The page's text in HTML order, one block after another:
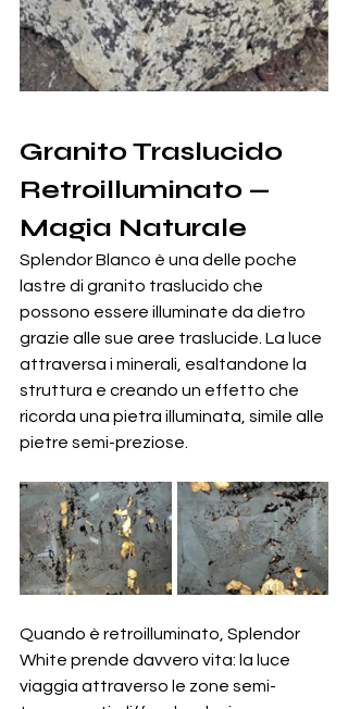
Granito Traslucido
Retroilluminato —
Magia Naturale
Splendor Blanco è una delle poche
lastre di granito traslucido che
possono essere illuminate da dietro
grazie alle sue aree traslucide. La luce
attraversa i minerali, esaltandone la
struttura e creando un effetto che
ricorda una pietra illuminata, simile alle
pietre semi-preziose.
Quando è retroilluminato, Splendor
White prende davvero vita: la luce
viaggia attraverso le zone semi-